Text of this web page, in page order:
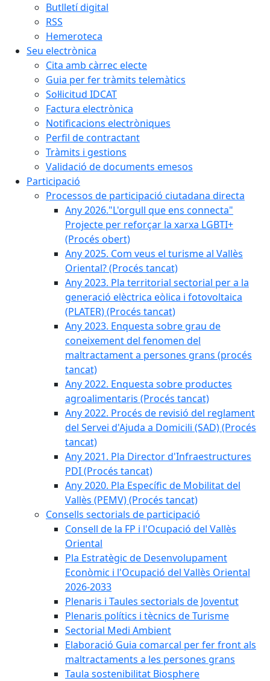
Butlletí digital
RSS
Hemeroteca
Seu electrònica
Cita amb càrrec electe
Guia per fer tràmits telemàtics
Sol·licitud IDCAT
Factura electrònica
Notificacions electròniques
Perfil de contractant
Tràmits i gestions
Validació de documents emesos
Participació
Processos de participació ciutadana directa
Any 2026."L'orgull que ens connecta"
Projecte per reforçar la xarxa LGBTI+
(Procés obert)
Any 2025. Com veus el turisme al Vallès
Oriental? (Procés tancat)
Any 2023. Pla territorial sectorial per a la
generació elèctrica eòlica i fotovoltaica
(PLATER) (Procés tancat)
Any 2023. Enquesta sobre grau de
coneixement del fenomen del
maltractament a persones grans (procés
tancat)
Any 2022. Enquesta sobre productes
agroalimentaris (Procés tancat)
Any 2022. Procés de revisió del reglament
del Servei d'Ajuda a Domicili (SAD) (Procés
tancat)
Any 2021. Pla Director d'Infraestructures
PDI (Procés tancat)
Any 2020. Pla Específic de Mobilitat del
Vallès (PEMV) (Procés tancat)
Consells sectorials de participació
Consell de la FP i l'Ocupació del Vallès
Oriental
Pla Estratègic de Desenvolupament
Econòmic i l'Ocupació del Vallès Oriental
2026-2033
Plenaris i Taules sectorials de Joventut
Plenaris polítics i tècnics de Turisme
Sectorial Medi Ambient
Elaboració Guia comarcal per fer front als
maltractaments a les persones grans
Taula sostenibilitat Biosphere